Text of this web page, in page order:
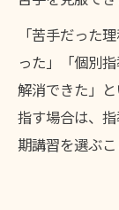
「苦手だった
った」「個別
解消できた」
指す場合は、
期講習を選ぶこ